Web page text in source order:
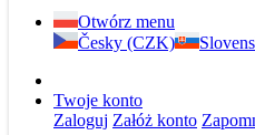
Otwórz menu
Česky (CZK)
Twoje konto
Zaloguj Załóż konto